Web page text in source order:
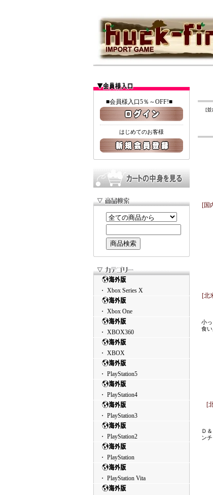
■会員様入口5％～OFF!■
はじめてのお客様
・ Xbox Series X
・ Xbox One
・ XBOX360
・ XBOX
・ PlayStation5
・ PlayStation4
・ PlayStation3
・ PlayStation2
・ PlayStation
・ PlayStation Vita
[並
[国
[北
小
食
[
Ｄ
ン